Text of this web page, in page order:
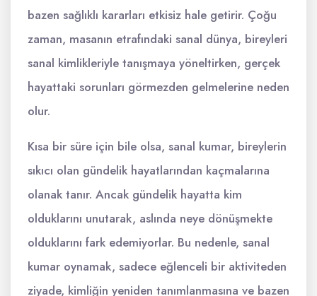
bazen sağlıklı kararları etkisiz hale getirir. Çoğu
zaman, masanın etrafındaki sanal dünya, bireyleri
sanal kimlikleriyle tanışmaya yöneltirken, gerçek
hayattaki sorunları görmezden gelmelerine neden
olur.
Kısa bir süre için bile olsa, sanal kumar, bireylerin
sıkıcı olan gündelik hayatlarından kaçmalarına
olanak tanır. Ancak gündelik hayatta kim
olduklarını unutarak, aslında neye dönüşmekte
olduklarını fark edemiyorlar. Bu nedenle, sanal
kumar oynamak, sadece eğlenceli bir aktiviteden
ziyade, kimliğin yeniden tanımlanmasına ve bazen